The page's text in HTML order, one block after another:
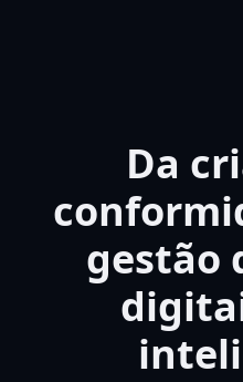
Da
gestão